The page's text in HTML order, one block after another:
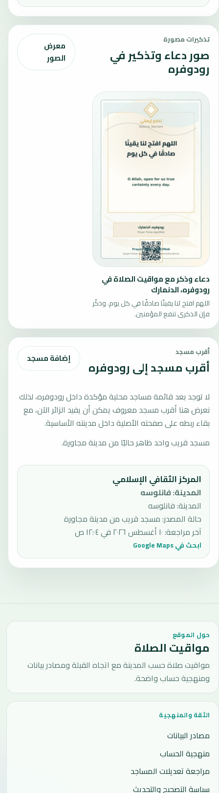
تذكيرات مصورة
صور دعاء وتذكير في
رودوفره
معرض
الصور
دعاء وذكر مع مواقيت الصلاة في
رودوفره، الدنمارك
اللهم افتح لنا يقينًا صادقًا في كل يوم. وذكّر
فإن الذكرى تنفع المؤمنين.
أقرب مسجد
أقرب مسجد إلى رودوفره إضافة مسجد
لا توجد بعد قائمة مساجد محلية مؤكدة داخل رودوفره، لذلك
نعرض هنا أقرب مسجد معروف يمكن أن يفيد الزائر الآن، مع
بقاء ربطه على صفحته الأصلية داخل مدينته الأساسية.
مسجد قريب واحد ظاهر حاليًا من مدينة مجاورة.
المركز الثقافي الإسلامي
المدينة:فانلوسه
المدينة: فانلوسه
حالة المصدر:مسجد قريب من مدينة مجاورة
آخر مراجعة:١٠ أغسطس ٢٠٢٦ في ١٢:٠٤ ص
ابحث في Google Maps
حول الموقع
مواقيت الصلاة
مواقيت صلاة حسب المدينة مع اتجاه القبلة ومصادر بيانات
ومنهجية حساب واضحة.
الثقة والمنهجية
مصادر البيانات
منهجية الحساب
مراجعة تعديلات المساجد
سياسة التصحيح والتحديث